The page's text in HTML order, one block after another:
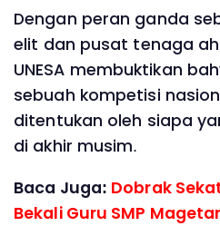
Dengan peran ganda
elit dan pusat tenaga
UNESA membuktikan
sebuah kompetisi
ditentukan oleh siapa
di akhir musim.
Baca Juga: Dobrak
Bekali Guru SMP